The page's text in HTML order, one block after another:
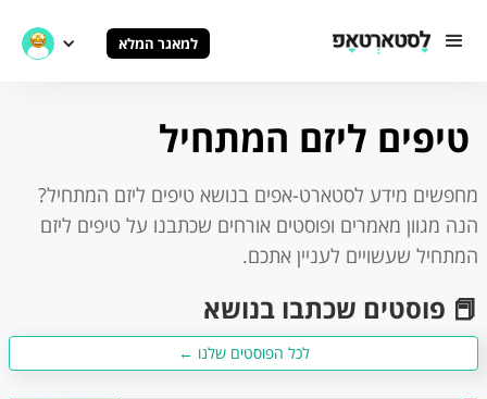
למאגר המלא
טיפים ליזם המתחיל
מחפשים מידע לסטארט-אפים בנושא טיפים ליזם המתחיל?
הנה מגוון מאמרים ופוסטים אורחים שכתבנו על טיפים ליזם
המתחיל שעשויים לעניין אתכם.
📕 פוסטים שכתבו בנושא
לכל הפוסטים שלנו ←